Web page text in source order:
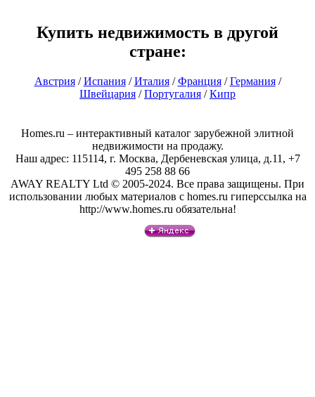
Купить недвижимость в другой
стране:
Австрия/Испания/Италия/Франция/Германия/
Швейцария /Португалия /Кипр
Homes.ru – интерактивный каталог зарубежной элитной
недвижимости на продажу.
Наш адрес: 115114, г. Москва, Дербеневская улица, д.11, +7
495 258 88 66
AWAY REALTY Ltd © 2005-2024. Все права защищены. При
использовании любых материалов с homes.ru гиперссылка на
http://www.homes.ru обязательна!